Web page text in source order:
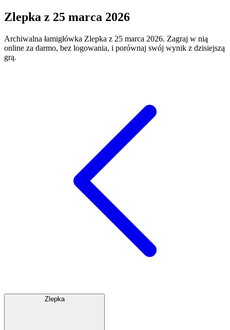
Zlepka z 25 marca 2026
Archiwalna łamigłówka Zlepka z 25 marca 2026. Zagraj w nią
online za darmo, bez logowania, i porównaj swój wynik z dzisiejszą
grą.
Zlepka